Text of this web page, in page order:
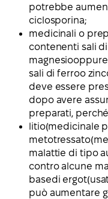
potrebbe
ciclosporina;
medicinali o
contenenti sali
magnesiooppure
sali di ferroo
deve essere
dopo avere
preparati,
litio(medicinale
metotressato
malattie di tipo
contro alcune
basedi ergot
può aumentare